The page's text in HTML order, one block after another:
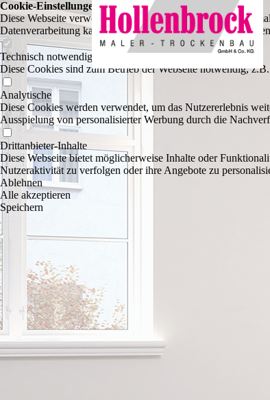
Cookie-Einstellungen
Diese Webseite verwendet Cookies, um Besuchern ein
Datenverarbeitung kann dann auch in einem Drittland
Technisch notwendige
Diese Cookies sind zum Betrieb der Webseite notwendig,
Analytische
Diese Cookies werden verwendet, um das Nutzererlebnis
Ausspielung von personalisierter Werbung durch die
Drittanbieter-Inhalte
Diese Webseite bietet möglicherweise Inhalte oder
Nutzeraktivität zu verfolgen oder ihre Angebote zu
Ablehnen
Alle akzeptieren
Speichern